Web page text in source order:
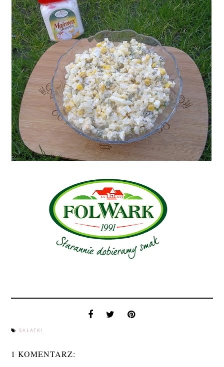
SAŁATKI
1 KOMENTARZ: